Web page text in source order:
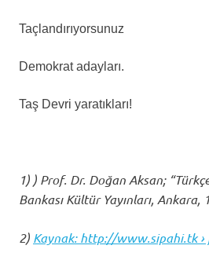
Taçlandırıyorsunuz
Demokrat adayları.
Taş Devri yaratıkları!
1) ) Prof. Dr. Doğan Aksan;
Bankası Kültür Yayınları,
2) Kaynak: http://www.sipahi.tk